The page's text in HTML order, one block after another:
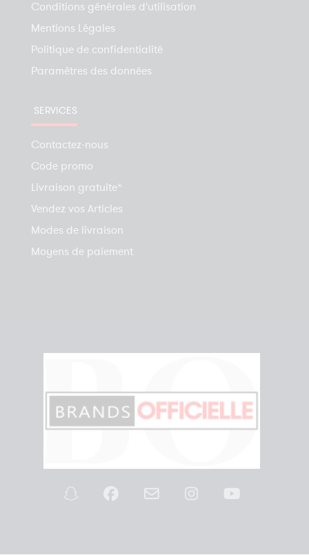
Conditions générales d'utilisation
Mentions Légales
Politique de confidentialité
Paramètres des données
SERVICES
Contactez-nous
Code promo
Livraison gratuite*
Vendez vos Articles
Modes de livraison
Moyens de paiement